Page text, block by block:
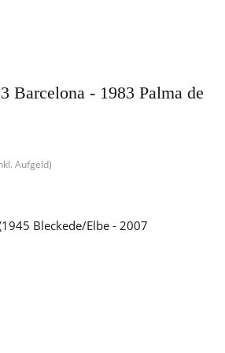
Barcelona - 1983 Palma de
Aufgeld)